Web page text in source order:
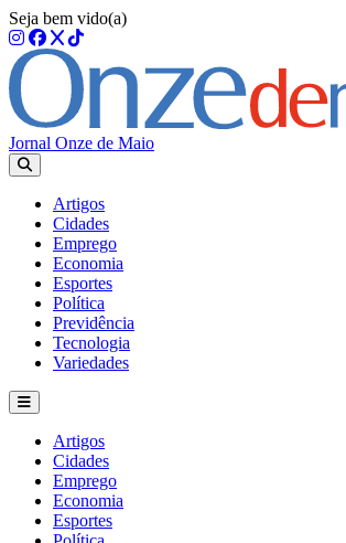
Seja bem vido(a)
Jornal Onze de Maio
Artigos
Cidades
Emprego
Economia
Esportes
Política
Previdência
Tecnologia
Variedades
Artigos
Cidades
Emprego
Economia
Esportes